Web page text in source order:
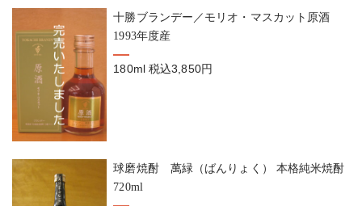
十勝ブランデー／モリオ・マスカット原酒
1993年度産
180ml 税込3,850円
球磨焼酎 萬緑（ばんりょく） 本格純米焼酎
720ml